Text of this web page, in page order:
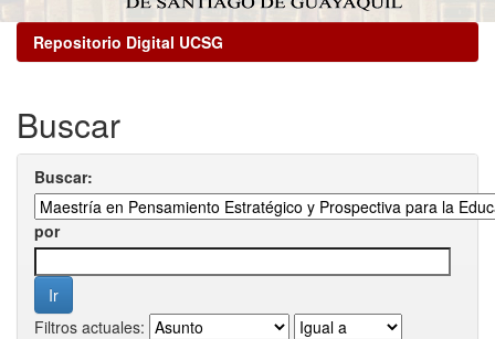
Repositorio Digital UCSG
Buscar
Buscar:
por
Filtros actuales: